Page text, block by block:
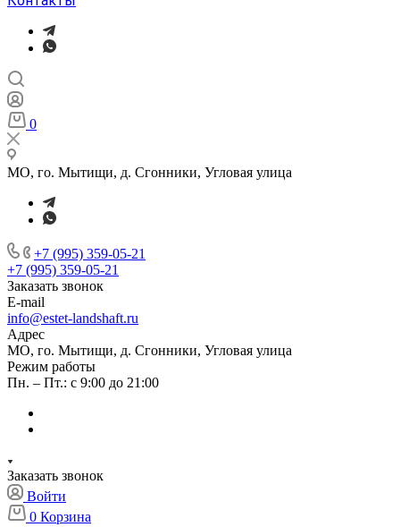
0
МО, го. Мытищи, д. Сгонники, Угловая улица
+7 (995) 359-05-21
+7 (995) 359-05-21
Заказать звонок
E-mail
info@estet-landshaft.ru
Адрес
МО, го. Мытищи, д. Сгонники, Угловая улица
Режим работы
Пн. – Пт.: с 9:00 до 21:00
Заказать звонок
Войти
0 Корзина